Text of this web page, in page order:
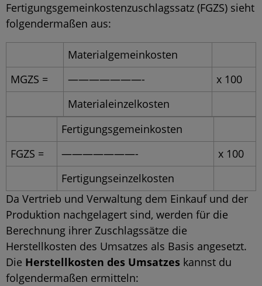
Fertigungsgemeinkostenzuschlagssatz (FGZS) sieht
folgendermaßen aus:
Materialgemeinkosten
MGZS =
———————-
x 100
Materialeinzelkosten
Fertigungsgemeinkosten
FGZS =
———————-
x 100
Fertigungseinzelkosten
Da Vertrieb und Verwaltung dem Einkauf und der
Produktion nachgelagert sind, werden für die
Berechnung ihrer Zuschlagssätze die
Herstellkosten des Umsatzes als Basis angesetzt.
Die Herstellkosten des Umsatzes kannst du
folgendermaßen ermitteln: